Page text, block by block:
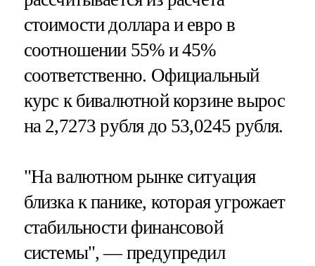
стоимости доллара и евро в
соотношении 55% и 45%
соответственно. Официальный
курс к бивалютной корзине вырос
на 2,7273 рубля до 53,0245 рубля.
"На валютном рынке ситуация
близка к панике, которая угрожает
стабильности финансовой
системы", — предупредил